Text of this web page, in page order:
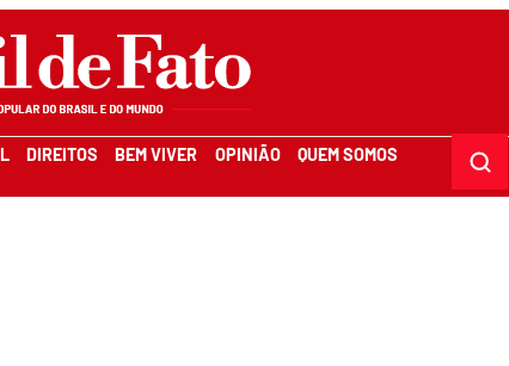
DIREITOS BEM VIVER OPINIÃO QUEM SOMOS